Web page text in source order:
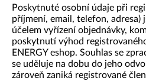
Poskytnuté osobní údaje při
příjmení, email, telefon, adresa)
účelem vyřízení objednávky,
poskytnutí výhod
ENERGY eshop. Souhlas se
se uděluje na dobu do jeho
zároveň zaniká registrované